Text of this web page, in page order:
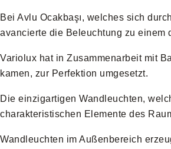
Bei Avlu Ocakbaşı, welches sich
avancierte die Beleuchtung zu einem
Variolux hat in Zusammenarbeit mit
kamen, zur Perfektion umgesetzt.
Die einzigartigen Wandleuchten,
charakteristischen Elemente des
Wandleuchten im Außenbereich